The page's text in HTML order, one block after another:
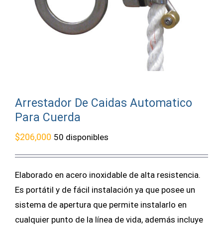
Arrestador De Caidas Automatico
Para Cuerda
$206,000 50 disponibles
Elaborado en acero inoxidable de alta resistencia.
Es portátil y de fácil instalación ya que posee un
sistema de apertura que permite instalarlo en
cualquier punto de la línea de vida, además incluye